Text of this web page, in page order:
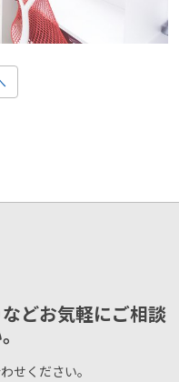
どお気軽にご相談
せください。